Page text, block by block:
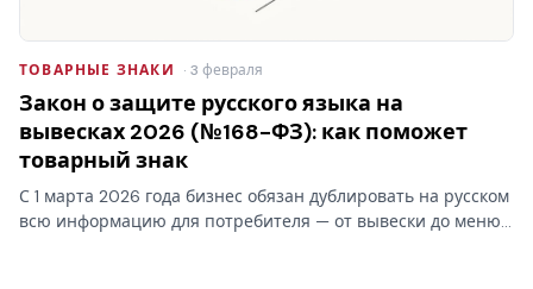
ТОВАРНЫЕ ЗНАКИ · 3 февраля
Закон о защите русского языка на
вывесках 2026 (№168-ФЗ): как поможет
товарный знак
С 1 марта 2026 года бизнес обязан дублировать на русском
всю информацию для потребителя — от вывески до меню.